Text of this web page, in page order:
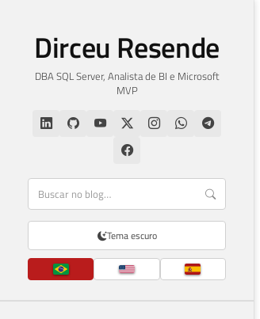
Dirceu Resende
DBA SQL Server, Analista de BI e Microsoft
MVP
Tema escuro